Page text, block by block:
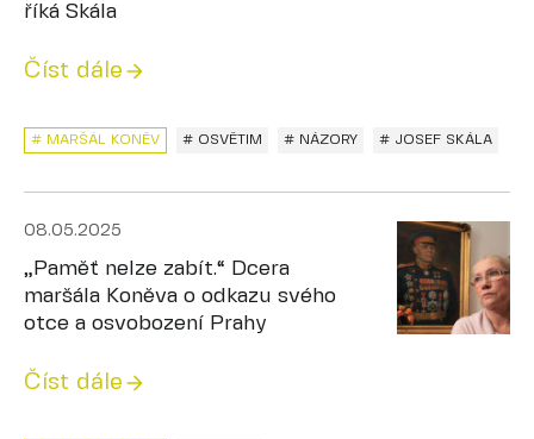
říká Skála
Číst dále
# OSVĚTIM
# MARŠÁL KONĚV # NÁZORY # JOSEF SKÁLA
08.05.2025
„Paměť nelze zabít.“ Dcera
maršála Koněva o odkazu svého
otce a osvobození Prahy
Číst dále